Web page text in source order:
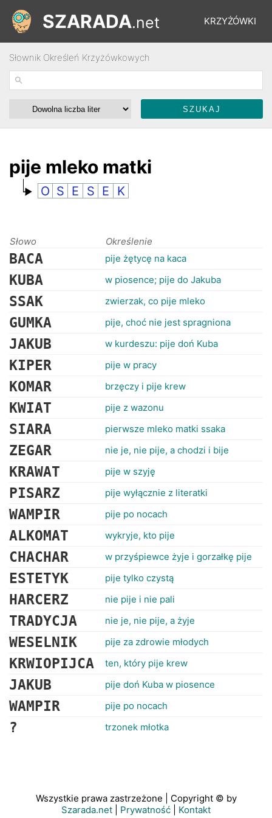
KRZYŻÓWKI
ŁAMIGŁÓWKI
RANKINGI
SZARADA.net
Słownik Określeń Krzyżówkowych
pije mleko matki
O S E S E K
Słowo Określenie
BACA pije żętycę na kaca
KUBA w piosence; pije do Jakuba
SSAK zwierzak, co pije mleko
GUMKA pije, choć nie jest spragniona
JAKUB w kurdeszu: pije doń Kuba
KIPER pije w pracy
KOMAR brzęczy i pije krew
KWIAT pije z wazonu
SIARA pierwsze mleko matki ssaka
ZEGAR nie je, nie pije, a chodzi i bije
KRAWAT pije w szyję
PISARZ pije wyłącznie z literatki
WAMPIR pije po nocach
ALKOMAT wykryje, kto pije
CHACHAR w przyśpiewce żyje i gorzałkę pije
ESTETYK pije tylko czystą
HARCERZ nie pije i nie pali
TRADYCJA nie je, nie pije, a żyje
WESELNIK pije za zdrowie młodych
KRWIOPIJCA ten, który pije krew
JAKUB pije doń Kuba w piosence
WAMPIR pije po nocach
? trzonek młotka
Wszystkie prawa zastrzeżone | Copyright © by
Szarada.net
Prywatność Kontakt